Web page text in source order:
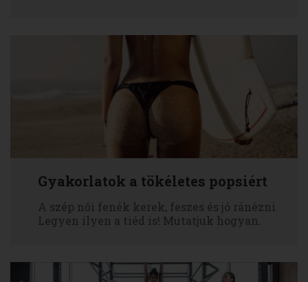
Gyakorlatok a tökéletes popsiért
A szép női fenék kerek, feszes és jó ránézni.
Legyen ilyen a tiéd is! Mutatjuk hogyan.